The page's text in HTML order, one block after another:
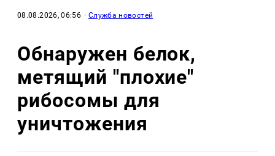
08.08.2026, 06:56 · Служба новостей
Обнаружен белок,
метящий "плохие"
рибосомы для
уничтожения